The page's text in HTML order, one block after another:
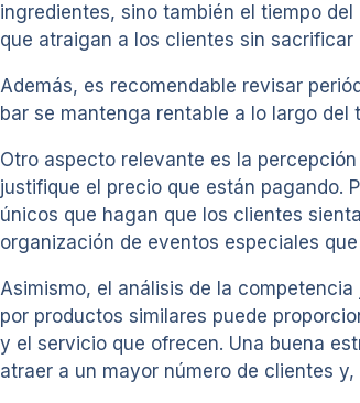
ingredientes, sino también el tiempo
que atraigan a los clientes sin sacrificar
Además, es recomendable revisar
bar se mantenga rentable a lo largo
Otro aspecto relevante es la
justifique el precio que están pagando.
únicos que hagan que los clientes
organización de eventos especiales
Asimismo, el análisis de la
por productos similares puede
y el servicio que ofrecen. Una buena
atraer a un mayor número de clientes